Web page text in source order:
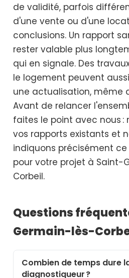
de validité, parfois
d'une vente ou d'une
conclusions. Un rapport
rester valable plus
qui en signale. Des
le logement peuvent
une actualisation, même
Avant de relancer
faites le point avec nous :
vos rapports existants et
indiquons précisément
pour votre projet à Saint-
Corbeil.
Questions
Germain-lès-
Combien de temps dure
diagnostiqueur ?